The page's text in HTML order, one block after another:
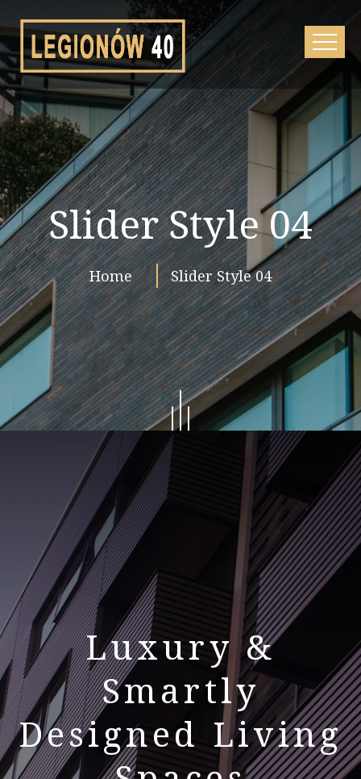
Slider Style 04
Home Slider Style 04
Luxury &
Smartly
Designed Living